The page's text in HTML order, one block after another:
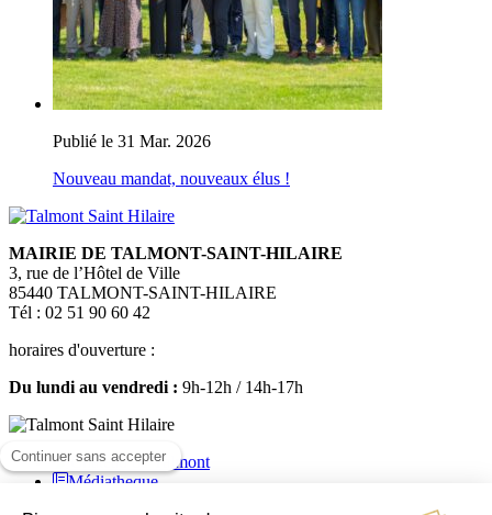
Publié le 31 Mar. 2026
Nouveau mandat, nouveaux élus !
MAIRIE DE TALMONT-SAINT-HILAIRE
3, rue de l’Hôtel de Ville
85440 TALMONT-SAINT-HILAIRE
Tél : 02 51 90 60 42
horaires d'ouverture :
Du lundi au vendredi : 9h-12h / 14h-17h
Médiatheque